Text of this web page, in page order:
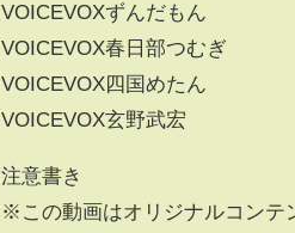
VOICEVOXずんだもん
VOICEVOX春日部つむぎ
VOICEVOX四国めたん
VOICEVOX玄野武宏
注意書き
※この動画はオリジナルコンテ